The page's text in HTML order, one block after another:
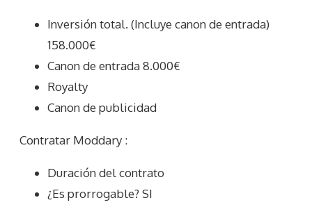
Inversión total. (Incluye canon de entrada)
158.000€
Canon de entrada 8.000€
Royalty
Canon de publicidad
Contratar Moddary :
Duración del contrato
¿Es prorrogable? SI